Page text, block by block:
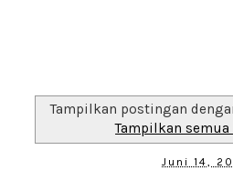
Tampilkan postingan
Tampilkan
Juni 14,